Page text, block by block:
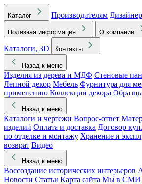
Каталог Производителям
Полезная информация О компании
Каталоги, 3D
Контакты
Назад к меню
Изделия из дерева и МДФ Стеновые
Лепной декор Мебель Фурнитура для
применению Коллекции декора
Назад к меню
Каталоги и чертежи Вопрос-ответ
изделий Оплата и доставка Договор
по отделке и монтажу Хранение и
возврат Видео
Назад к меню
Воссоздание исторических интерьеров
Новости Статьи Карта сайта Мы в СМИ